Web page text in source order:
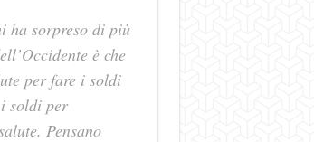
ha sorpreso di più
è che
per fare i soldi
soldi per
Pensano